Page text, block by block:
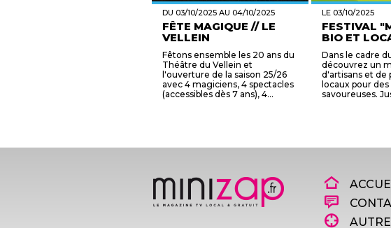
DU 03/10/2025 AU 04/10/2025
FÊTE MAGIQUE // LE
VELLEIN
Fêtons ensemble les 20 ans du
Théâtre du Vellein et
l'ouverture de la saison 25/26
avec 4 magiciens, 4 spectacles
(accessibles dès 7 ans), 4...
LE 03/10/2025
FESTIVAL
BIO ET
Dans le cadre
découvrez un
d'artisans et de
locaux pour
savoureuses.